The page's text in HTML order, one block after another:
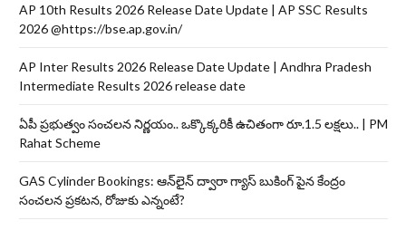
AP 10th Results 2026 Release Date Update | AP SSC Results
2026 @https://bse.ap.gov.in/
AP Inter Results 2026 Release Date Update | Andhra Pradesh
Intermediate Results 2026 release date
ఏపీ ప్రభుత్వం సంచలన నిర్ణయం.. ఒక్కొక్కరికీ ఉచితంగా రూ.1.5 లక్షలు.. | PM
Rahat Scheme
GAS Cylinder Bookings: ఆన్‌లైన్‌ ద్వారా గ్యాస్ బుకింగ్ పైన కేంద్రం
సంచలన ప్రకటన, రోజుకు ఎన్నంటే?